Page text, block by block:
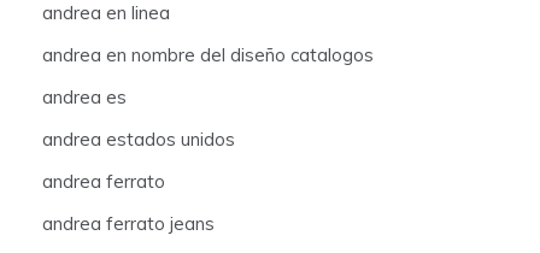
andrea en linea
andrea en nombre del diseño catalogos
andrea es
andrea estados unidos
andrea ferrato
andrea ferrato jeans